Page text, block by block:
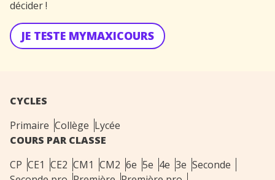
décider !
JE TESTE MYMAXICOURS
CYCLES
Primaire Collège Lycée
COURS PAR CLASSE
CP CE1 CE2 CM1 CM2 6e 5e 4e 3e Seconde